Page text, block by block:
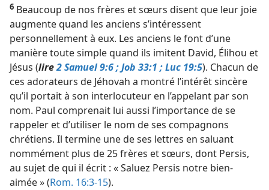
6 Beaucoup de nos frères et sœurs disent que leur joie
augmente quand les anciens s’intéressent
personnellement à eux. Les anciens le font d’une
manière toute simple quand ils imitent David, Élihou et
Jésus (lire2 Samuel 9:6 ;Job 33:1 ;Luc 19:5). Chacun de
ces adorateurs de Jéhovah a montré l’intérêt sincère
qu’il portait à son interlocuteur en l’appelant par son
nom. Paul comprenait lui aussi l’importance de se
rappeler et d’utiliser le nom de ses compagnons
chrétiens. Il termine une de ses lettres en saluant
nommément plus de 25 frères et sœurs, dont Persis,
au sujet de qui il écrit : « Saluez Persis notre bien-
aimée » (Rom. 16:3-15).